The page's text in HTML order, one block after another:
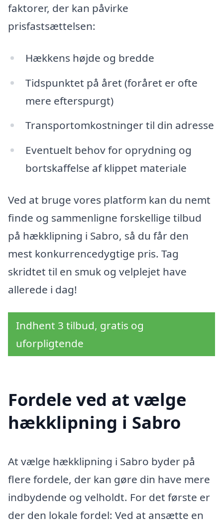
faktorer, der kan påvirke
prisfastsættelsen:
Hækkens højde og bredde
Tidspunktet på året (foråret er ofte
mere efterspurgt)
Transportomkostninger til din adresse
Eventuelt behov for oprydning og
bortskaffelse af klippet materiale
Ved at bruge vores platform kan du nemt
finde og sammenligne forskellige tilbud
på hækklipning i Sabro, så du får den
mest konkurrencedygtige pris. Tag
skridtet til en smuk og velplejet have
allerede i dag!
Indhent 3 tilbud, gratis og
uforpligtende
Fordele ved at vælge
hækklipning i Sabro
At vælge hækklipning i Sabro byder på
flere fordele, der kan gøre din have mere
indbydende og velholdt. For det første er
der den lokale fordel: Ved at ansætte en